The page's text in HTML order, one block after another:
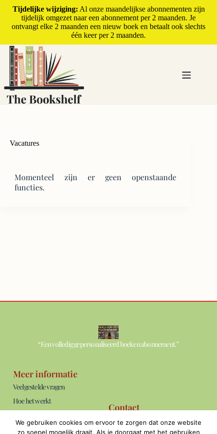
Tijdelijke wijziging: Al onze maandelijkse abonnementen zijn
tijdelijk omgezet naar een abonnement per 2 maanden. Je
ontvangt elke 2 maanden een nieuw boek en betaalt ook slechts
één keer per 2 maanden.
Vacatures
Momenteel zijn er geen openstaande
functies.
“Een volledig gepersonaliseerd boeken abonnement.”
Meer informatie
Veelgestelde vragen
Hoe het werkt
Blog
Contact
info@thebookshelf.nl
Bereikbaar: ma t/m vrij van 09:00 -
We gebruiken cookies om ervoor te zorgen dat onze website
zo soepel mogelijk draait. Als je doorgaat met het gebruiken